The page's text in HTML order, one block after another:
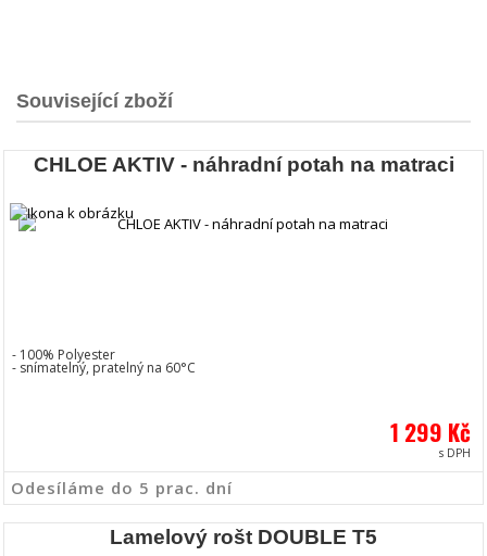
Související zboží
CHLOE AKTIV - náhradní potah na matraci
- 100% Polyester
- snímatelný, pratelný na 60°C
1 299 Kč
s DPH
Odesíláme do 5 prac. dní
Lamelový rošt DOUBLE T5